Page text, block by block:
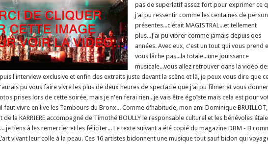
pas de superlatif assez fort pour exprimer ce
j'ai pu ressentir comme les centaines de
présentes...c'était MAGISTRAL...et tellement
plus...J'ai pu vibrer comme jamais depuis des
années. Avec eux, c'est un tout qui vous prend
vous lâche pas...la totale...une jouissance
musicale...vous allez retrouver dans la vidéo
l'interview exclusive et enfin des extraits juste devant la scène et là, je peux vous dire que
pu vous faire vivre les plus de deux heures de spectacle que j'ai pu filmer et vous
prises lors de cette soirée, mais je n'en ferai rien...je vais être égoïste mais cela est pour
faut vivre en live les Tambours du Bronx... Comme d'habitude, mon ami Dominique
de la KARRIERE accompagné de Timothé BOULLY le responsable culturel et les bénévoles
je tiens à les remercier et les féliciter... Le texte suivant a été copié du magazine DBM - B
vivant leur colle à la peau. Ces 16 artistes bidonnent une musique tout sauf bidon qui